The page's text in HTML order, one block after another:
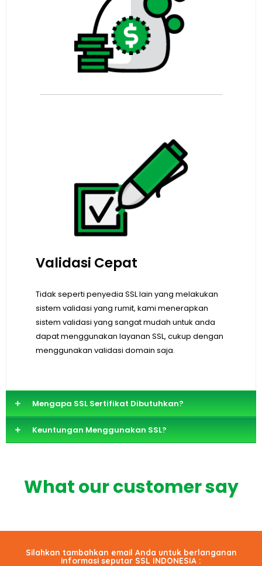
Validasi Cepat
Tidak seperti penyedia SSL lain yang melakukan
sistem validasi yang rumit, kami menerapkan
sistem validasi yang sangat mudah untuk anda
dapat menggunakan layanan SSL, cukup dengan
menggunakan validasi domain saja.
Mengapa SSL Sertifikat Dibutuhkan?
Keuntungan Menggunakan SSL?
What our customer say
Silahkan tambahkan email Anda untuk berlanganan
informasi seputar SSL INDONESIA :